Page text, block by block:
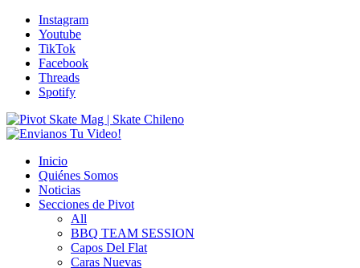
Instagram
Youtube
TikTok
Facebook
Threads
Spotify
Inicio
Quiénes Somos
Noticias
Secciones de Pivot
All
BBQ TEAM SESSION
Capos Del Flat
Caras Nuevas